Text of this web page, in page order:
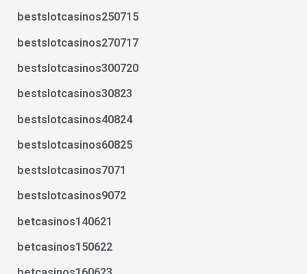
bestslotcasinos250715
bestslotcasinos270717
bestslotcasinos300720
bestslotcasinos30823
bestslotcasinos40824
bestslotcasinos60825
bestslotcasinos7071
bestslotcasinos9072
betcasinos140621
betcasinos150622